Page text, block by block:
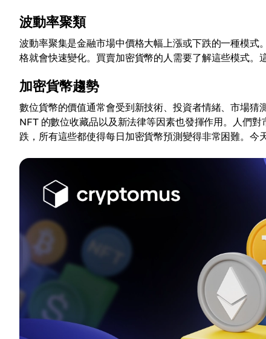
波動率聚類
波動率聚集是金融市場中價格大幅上漲或下跌的一種模
格就會快速變化。買賣加密貨幣的人需要了解這些模式。
加密貨幣趨勢
數位貨幣的價值通常會受到新技術、投資者情緒、市場
NFT 的數位收藏品以及新法律等因素也發揮作用。人們
跌，所有這些都使得每日加密貨幣預測變得非常困難。今